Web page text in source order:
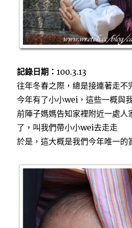
記錄日期：100.3.13
往年冬春之際，總是接連著走不
今年有了小小wei，這些一概與
前陣子媽媽告知家裡附近一處人
了，叫我們帶小小wei去走走
於是，這大概是我們今年唯一